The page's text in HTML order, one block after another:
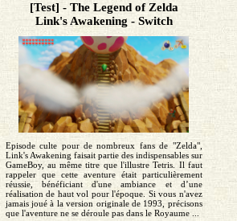
[Test] - The Legend of Zelda
Link's Awakening - Switch
Episode culte pour de nombreux fans de "Zelda",
Link's Awakening faisait partie des indispensables sur
GameBoy, au même titre que l'illustre Tetris. Il faut
rappeler que cette aventure était particulièrement
réussie, bénéficiant d'une ambiance et d’une
réalisation de haut vol pour l'époque. Si vous n'avez
jamais joué à la version originale de 1993, précisons
que l'aventure ne se déroule pas dans le Royaume ...